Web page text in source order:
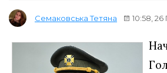
Семаковська Тетяна 10:58, 26